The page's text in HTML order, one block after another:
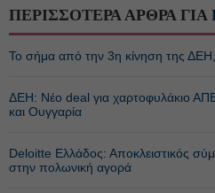
ΠΕΡΙΣΣΟΤΕΡΑ ΑΡΘΡΑ ΓΙΑ
Το σήμα από την 3η κίνηση της ΔΕΗ,
ΔΕΗ: Νέο deal για χαρτοφυλάκιο
και Ουγγαρία
Deloitte Ελλάδος: Αποκλειστικός
στην πολωνική αγορά